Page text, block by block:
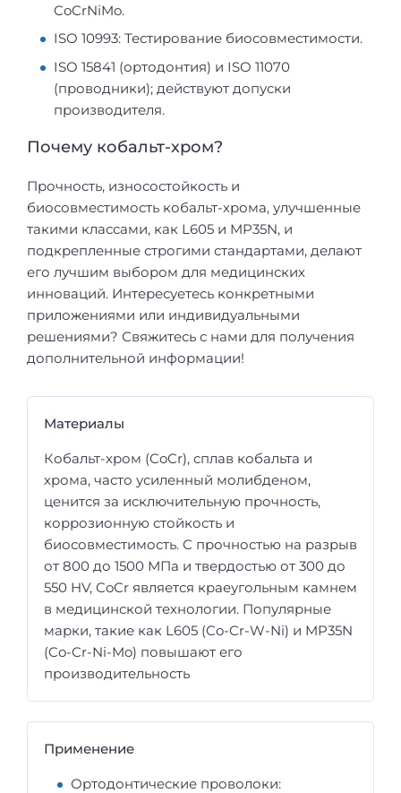
CoCrNiMo.
ISO 10993: Тестирование биосовместимости.
ISO 15841 (ортодонтия) и ISO 11070
(проводники); действуют допуски
производителя.
Почему кобальт-хром?
Прочность, износостойкость и
биосовместимость кобальт-хрома, улучшенные
такими классами, как L605 и MP35N, и
подкрепленные строгими стандартами, делают
его лучшим выбором для медицинских
инноваций. Интересуетесь конкретными
приложениями или индивидуальными
решениями? Свяжитесь с нами для получения
дополнительной информации!
Материалы
Кобальт-хром (CoCr), сплав кобальта и
хрома, часто усиленный молибденом,
ценится за исключительную прочность,
коррозионную стойкость и
биосовместимость. С прочностью на разрыв
от 800 до 1500 МПа и твердостью от 300 до
550 HV, CoCr является краеугольным камнем
в медицинской технологии. Популярные
марки, такие как L605 (Co-Cr-W-Ni) и MP35N
(Co-Cr-Ni-Mo) повышают его
производительность
Применение
Ортодонтические проволоки: